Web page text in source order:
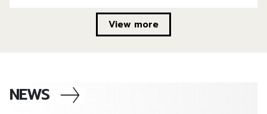
กับ Prabowo Subianto เสร็จสิ้นไปเป็นที่เรียบร้อย โดยไม่กี่
ชั่วโมงหลังได้ข้อตกลง ทรัมป์ โพสต์ข้อความบอกกับผู้สื่อ
รัฐบาลอินโดนีเซียยังไม่เปิดเผยข้อมูลใดๆ” ทรัมป์ ยัง
บอกอีกว่าอินโดนีเซียให้คำมั่นว่าจะซื้อพลังงานจากสหรัฐฯ
View more
NEWS